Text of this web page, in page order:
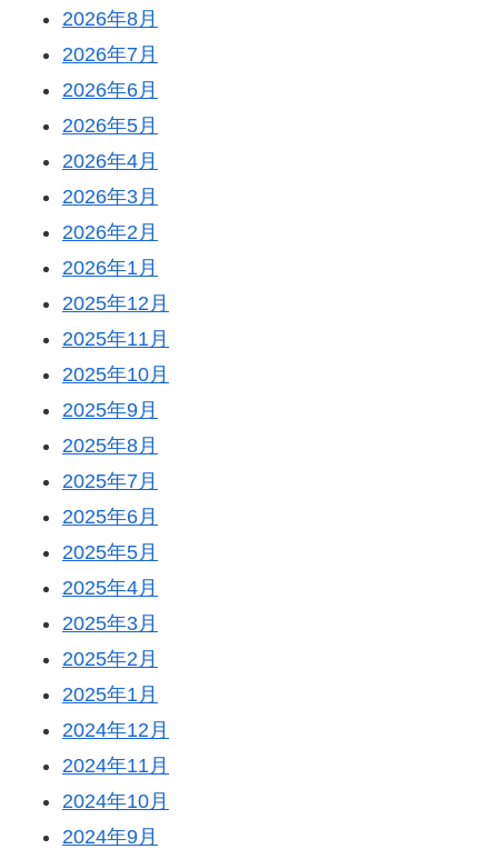
2026年8月
2026年7月
2026年6月
2026年5月
2026年4月
2026年3月
2026年2月
2026年1月
2025年12月
2025年11月
2025年10月
2025年9月
2025年8月
2025年7月
2025年6月
2025年5月
2025年4月
2025年3月
2025年2月
2025年1月
2024年12月
2024年11月
2024年10月
2024年9月